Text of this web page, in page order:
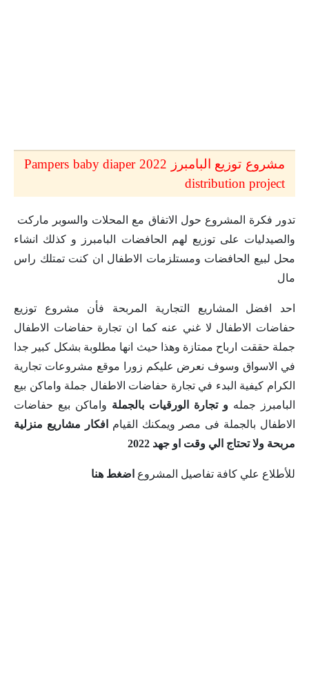
مشروع توزيع البامبرز 2022 Pampers baby diaper
distribution project
تدور فكرة المشروع حول الاتفاق مع المحلات والسوبر ماركت
والصيدليات على توزيع لهم الحافضات البامبرز و كذلك انشاء
محل لبيع الحافضات ومستلزمات الاطفال ان كنت تمتلك راس
مال
احد افضل المشاريع التجارية المربحة فأن مشروع توزيع
حفاضات الاطفال لا غني عنه كما ان تجارة حفاضات الاطفال
جملة حققت ارباح ممتازة وهذا حيث انها مطلوبة بشكل كبير جدا
في الاسواق وسوف نعرض عليكم زورا موقع مشروعات تجارية
الكرام كيفية البدء في تجارة حفاضات الاطفال جملة واماكن بيع
البامبرز جمله و تجارة الورقيات بالجملة واماكن بيع حفاضات
الاطفال بالجملة فى مصر ويمكنك القيام
افكار مشاريع منزلية
مربحة ولا تحتاج الي وقت او جهد 2022
للأطلاع علي كافة تفاصيل المشروع اضغط هنا